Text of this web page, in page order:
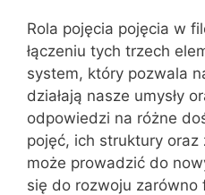
Rola pojęcia pojęcia w
łączeniu tych trzech
system, który pozwala
działają nasze umysły
odpowiedzi na różne
pojęć, ich struktury
może prowadzić do
się do rozwoju zarówno